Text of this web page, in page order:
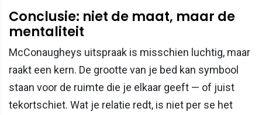
Conclusie: niet de maat, maar de
mentaliteit
McConaugheys uitspraak is misschien luchtig, maar
raakt een kern. De grootte van je bed kan symbool
staan voor de ruimte die je elkaar geeft — of juist
tekortschiet. Wat je relatie redt, is niet per se het